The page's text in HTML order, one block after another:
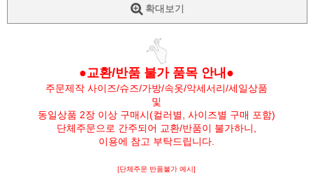
확대보기
●교환/반품 불가 품목 안내●
주문제작 사이즈/슈즈/가방/속옷/악세서리/세일상품
및
동일상품 2장 이상 구매시(컬러별, 사이즈별 구매 포함)
단체주문으로 간주되어 교환/반품이 불가하니,
이용에 참고 부탁드립니다.
[단체주문 반품불가 예시]